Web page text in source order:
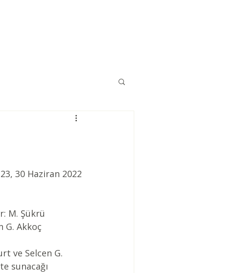
30 Haziran 2022
M. Şükrü
G. Akkoç
ve Selcen G.
sunacağı